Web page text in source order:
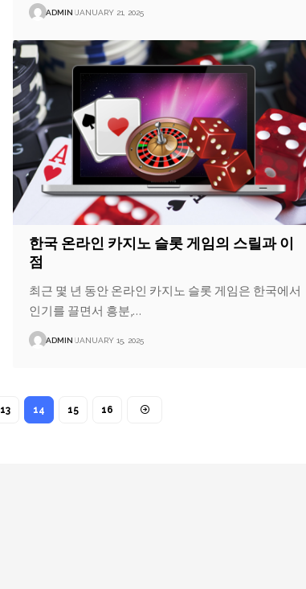
ADMIN JANUARY 21, 2025
한국 온라인 카지노 슬롯 게임의 스릴과 이
점
최근 몇 년 동안 온라인 카지노 슬롯 게임은 한국에서
인기를 끌면서 흥분,…
ADMIN JANUARY 15, 2025
13 14 15 16